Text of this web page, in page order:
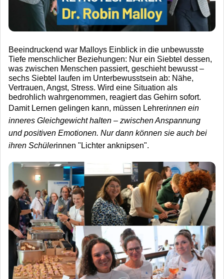
Beeindruckend war Malloys Einblick in die unbewusste
Tiefe menschlicher Beziehungen: Nur ein Siebtel dessen,
was zwischen Menschen passiert, geschieht bewusst –
sechs Siebtel laufen im Unterbewusstsein ab: Nähe,
Vertrauen, Angst, Stress. Wird eine Situation als
bedrohlich wahrgenommen, reagiert das Gehirn sofort.
Damit Lernen gelingen kann, müssen Lehrerinnen ein
inneres Gleichgewicht halten – zwischen Anspannung
und positiven Emotionen. Nur dann können sie auch bei
ihren Schülerinnen "Lichter anknipsen".